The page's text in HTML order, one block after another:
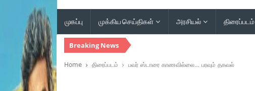
முகப்பு முக்கிய செய்திகள் அரசியல் திரைப்படம்
Breaking News
Home திரைப்படம் பவர் ஸ்டாரை காணவில்லை… பரவும் தகவல்